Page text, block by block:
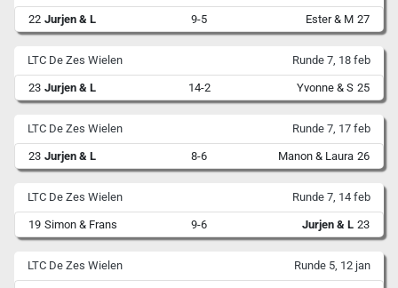
22 Jurjen & L 9-5 Ester & M 27
LTC De Zes Wielen Runde 7, 18 feb
23 Jurjen & L 14-2 Yvonne & S 25
LTC De Zes Wielen Runde 7, 17 feb
23 Jurjen & L 8-6 Manon & Laura 26
LTC De Zes Wielen Runde 7, 14 feb
19 Simon & Frans 9-6 Jurjen & L 23
LTC De Zes Wielen Runde 5, 12 jan